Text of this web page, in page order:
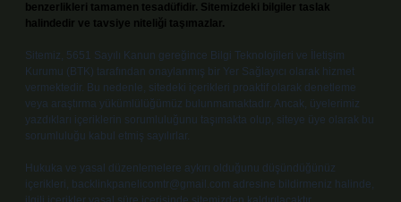
benzerlikleri tamamen tesadüfidir. Sitemizdeki bilgiler taslak
halindedir ve tavsiye niteliği taşımazlar.
Sitemiz, 5651 Sayılı Kanun gereğince Bilgi Teknolojileri ve İletişim
Kurumu (BTK) tarafından onaylanmış bir Yer Sağlayıcı olarak hizmet
vermektedir. Bu nedenle, sitedeki içerikleri proaktif olarak denetleme
veya araştırma yükümlülüğümüz bulunmamaktadır. Ancak, üyelerimiz
yazdıkları içeriklerin sorumluluğunu taşımakta olup, siteye üye olarak bu
sorumluluğu kabul etmiş sayılırlar.
Hukuka ve yasal düzenlemelere aykırı olduğunu düşündüğünüz
içerikleri, backlinkpanelicomtr@gmail.com adresine bildirmeniz halinde,